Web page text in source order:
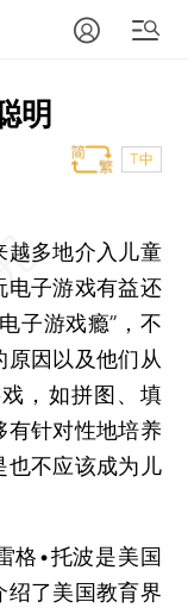
明
T中
越多地介入儿童
电子游戏有益还
子游戏瘾”，不
因以及他们从
，如拼图、填
有针对性地培养
也不应该成为儿
•托波是美国
绍了美国教育界